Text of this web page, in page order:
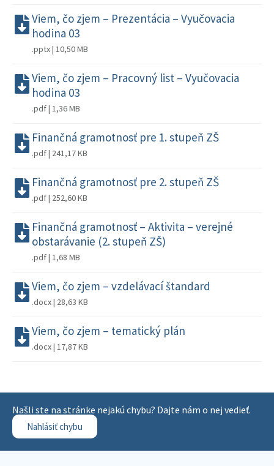
Viem, čo zjem – Prezentácia – Vyučovacia
hodina 03
.pptx | 10,50 MB
Viem, čo zjem – Pracovný list – Vyučovacia
hodina 03
.pdf | 1,36 MB
Finančná gramotnosť pre 1. stupeň ZŠ
.pdf | 241,17 KB
Finančná gramotnosť pre 2. stupeň ZŠ
.pdf | 252,60 KB
Finančná gramotnosť – Aktivita – verejné
obstarávanie (2. stupeň ZŠ)
.pdf | 1,68 MB
Viem, čo zjem – vzdelávací štandard
.docx | 28,63 KB
Viem, čo zjem – tematický plán
.docx | 17,87 KB
Našli ste na stránke nejakú chybu? Dajte nám o nej vedieť.
Nahlásiť chybu